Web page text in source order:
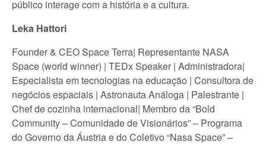
público interage com a história e a cultura.
Leka Hattori
Founder & CEO Space Terra| Representante NASA
Space (world winner) | TEDx Speaker | Administradora|
Especialista em tecnologias na educação | Consultora de
negócios espaciais | Astronauta Análoga | Palestrante |
Chef de cozinha internacional| Membro da “Bold
Community – Comunidade de Visionários” – Programa
do Governo da Áustria e do Coletivo “Nasa Space” –